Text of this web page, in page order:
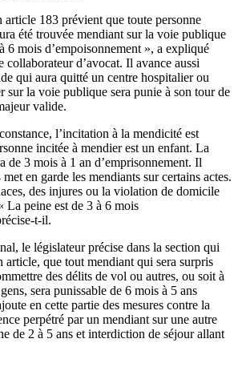
la
loi
au
Mali
?
article 183 prévient que toute personne
été trouvée mendiant sur la voie publique
6 mois d’empoisonnement », a expliqué
d’avocat. Il avance aussi
qui aura quitté un centre hospitalier ou
sur la voie publique sera punie à son tour de
valide.
l’incitation à la mendicité est
incitée à mendier est un enfant. La
de 3 mois à 1 an d’emprisonnement. Il
en garde les mendiants sur certains actes.
des injures ou la violation de domicile
La peine est de 3 à 6 mois
t-il.
le législateur précise dans la section qui
article, que tout mendiant qui sera surpris
des délits de vol ou autres, ou soit à
sera punissable de 6 mois à 5 ans
en cette partie des mesures contre la
perpétré par un mendiant sur une autre
de 2 à 5 ans et interdiction de séjour allant